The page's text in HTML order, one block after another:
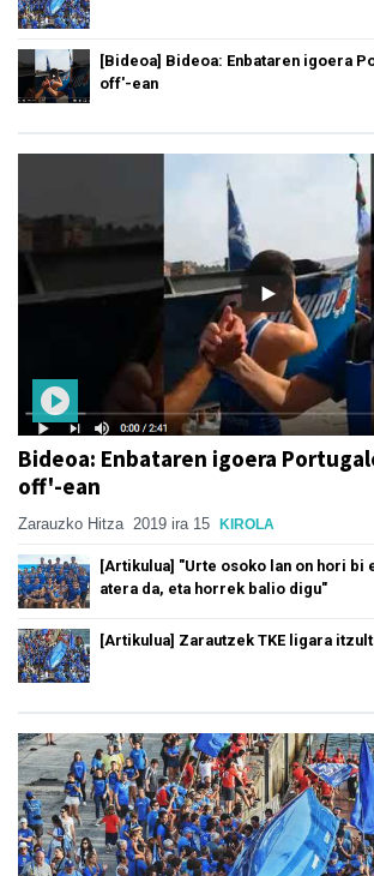
[Bideoa] Bideoa: Enbataren igoera
off'-ean
Bideoa: Enbataren igoera
off'-ean
Zarauzko Hitza 2019 ira 15 KIROLA
[Artikulua] "Urte osoko lan on hori bi
atera da, eta horrek balio digu"
[Artikulua] Zarautzek TKE ligara